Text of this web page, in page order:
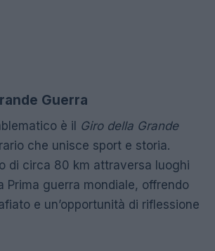
Guerra
è il Giro della Grande
che unisce sport e storia.
di circa 80 km attraversa luoghi
Prima guerra mondiale, offrendo
e un’opportunità di riflessione